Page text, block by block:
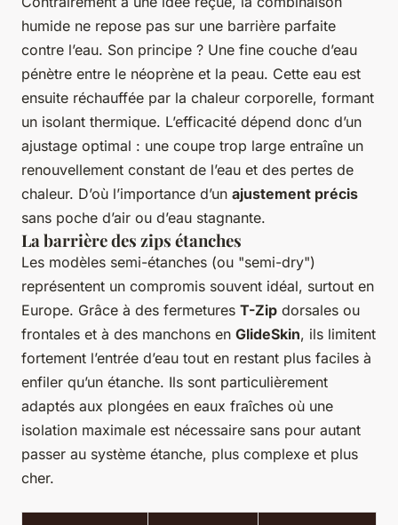
humide ne repose pas sur une barrière parfaite
contre l’eau. Son principe ? Une fine couche d’eau
pénètre entre le néoprène et la peau. Cette eau est
ensuite réchauffée par la chaleur corporelle, formant
un isolant thermique. L’efficacité dépend donc d’un
ajustage optimal : une coupe trop large entraîne un
renouvellement constant de l’eau et des pertes de
chaleur. D’où l’importance d’un ajustement précis
sans poche d’air ou d’eau stagnante.
La barrière des zips étanches
Les modèles semi-étanches (ou "semi-dry")
représentent un compromis souvent idéal, surtout en
Europe. Grâce à des fermetures T-Zip dorsales ou
frontales et à des manchons en GlideSkin, ils limitent
fortement l’entrée d’eau tout en restant plus faciles à
enfiler qu’un étanche. Ils sont particulièrement
adaptés aux plongées en eaux fraîches où une
isolation maximale est nécessaire sans pour autant
passer au système étanche, plus complexe et plus
cher.